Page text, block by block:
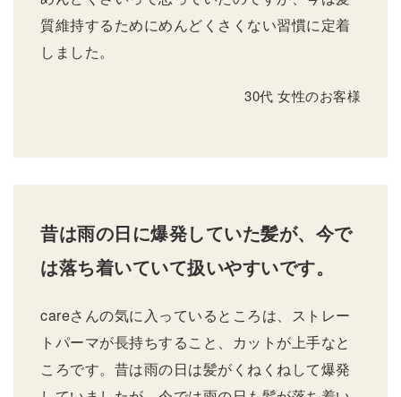
質維持するためにめんどくさくない習慣に定着
しました。
30代 女性のお客様
昔は雨の日に爆発していた髪が、今で
は落ち着いていて扱いやすいです。
careさんの気に入っているところは、ストレー
トパーマが長持ちすること、カットが上手なと
ころです。昔は雨の日は髪がくねくねして爆発